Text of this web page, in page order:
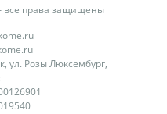
права защищены
ул. Розы Люксембург,